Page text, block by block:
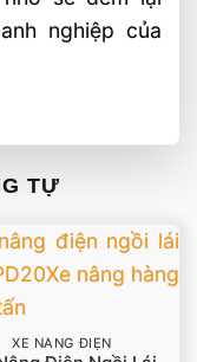
nghiệp của
TỰ
XE NÂNG ĐIỆN